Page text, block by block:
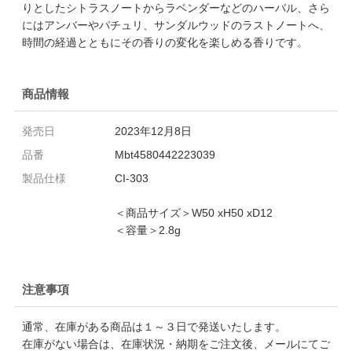
りとしたシトラスノートからラベンダーなどのハーバル、さら
にはアンバーやパチュリ、サンダルウッドのラストノートへ、
時間の経過とともにその香りの変化を楽しめる香りです。
商品情報
発売日
2023年12月8日
品番
Mbt4580442223039
製品仕様
CI-303
＜商品サイズ＞W50 xH50 xD12
＜容量＞2.8g
注意事項
通常、在庫がある商品は１～３日で発送いたします。
在庫がない場合は、在庫状況・納期をご注文後、メールにてご